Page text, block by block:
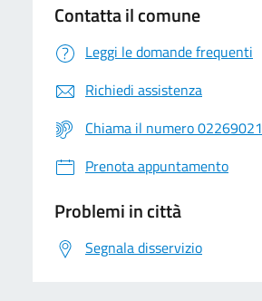
Contatta il comune
Leggi le domande frequenti
Richiedi assistenza
Chiama il numero 02269021
Prenota appuntamento
Problemi in città
Segnala disservizio